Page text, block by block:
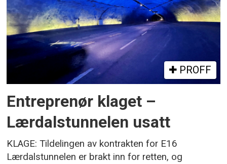
PROFF
Entreprenør klaget –
Lærdalstunnelen usatt
KLAGE: Tildelingen av kontrakten for E16
Lærdalstunnelen er brakt inn for retten, og